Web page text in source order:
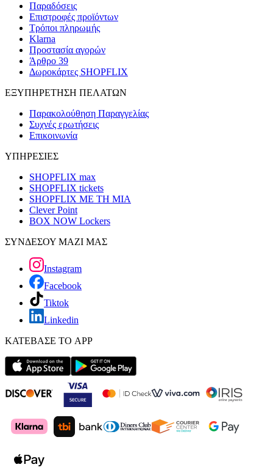
Παραδόσεις
Επιστροφές προϊόντων
Τρόποι πληρωμής
Klarna
Προστασία αγορών
Άρθρο 39
Δωροκάρτες SHOPFLIX
ΕΞΥΠΗΡΕΤΗΣΗ ΠΕΛΑΤΩΝ
Παρακολούθηση Παραγγελίας
Συχνές ερωτήσεις
Επικοινωνία
ΥΠΗΡΕΣΙΕΣ
SHOPFLIX max
SHOPFLIX tickets
SHOPFLIX ΜΕ ΤΗ ΜΙΑ
Clever Point
BOX NOW Lockers
ΣΥΝΔΕΣΟΥ ΜΑΖΙ ΜΑΣ
Instagram
Facebook
Tiktok
Linkedin
ΚΑΤΕΒΑΣΕ ΤΟ APP